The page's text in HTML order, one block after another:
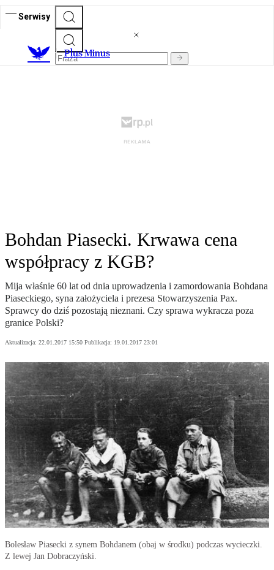
Serwisy
Plus Minus
Bohdan Piasecki. Krwawa cena
współpracy z KGB?
Mija właśnie 60 lat od dnia uprowadzenia i zamordowania Bohdana
Piaseckiego, syna założyciela i prezesa Stowarzyszenia Pax.
Sprawcy do dziś pozostają nieznani. Czy sprawa wykracza poza
granice Polski?
Aktualizacja: 22.01.2017 15:50 Publikacja: 19.01.2017 23:01
Bolesław Piasecki z synem Bohdanem (obaj w środku) podczas wycieczki.
Z lewej Jan Dobraczyński.